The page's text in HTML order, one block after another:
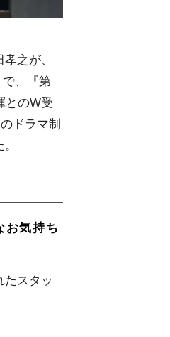
之が、
、『第
とのW受
ドラマ制
気持ち
スタッ